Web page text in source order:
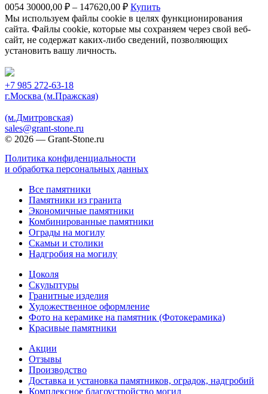
0054 30000,00 ₽ – 147620,00 ₽ Купить
Мы используем файлы cookie в целях функционирования
сайта. Файлы cookie, которые мы сохраняем через свой веб-
сайт, не содержат каких-либо сведений, позволяющих
установить вашу личность.
+7 985 272-63-18
г.Москва (м.Пражская)
(м.Дмитровская)
sales@grant-stone.ru
© 2026 — Grant-Stone.ru
Политика конфиденциальности
и обработка персональных данных
Все памятники
Памятники из гранита
Экономичные памятники
Комбинированные памятники
Ограды на могилу
Cкамьи и столики
Надгробия на могилу
Цоколя
Скульптуры
Гранитные изделия
Художественное оформление
Фото на керамике на памятник (Фотокерамика)
Красивые памятники
Акции
Отзывы
Производство
Доставка и установка памятников, оградок, надгробий
Комплексное благоустройство могил